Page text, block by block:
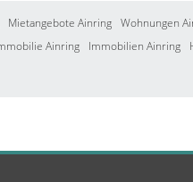
Mietangebote Ainring Wohnungen
Ainring Immobilien Ainring